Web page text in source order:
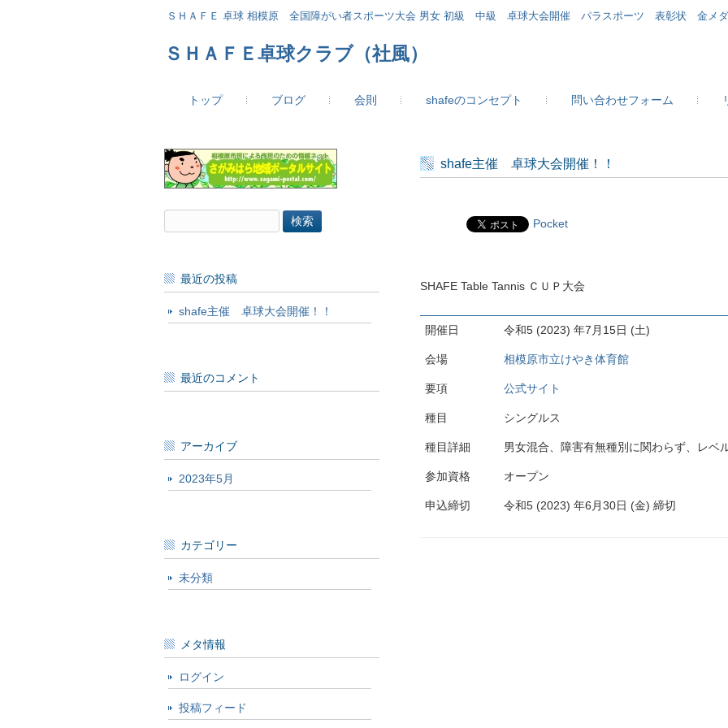
ＳＨＡＦＥ 卓球 相模原 全国障がい者スポーツ大会 男女 初級 中級 卓球大会開催 パラスポーツ 表彰状 金
ＳＨＡＦＥ卓球クラブ（社風）
トップ ブログ 会則 shafeのコンセプト 問い合わせフォーム
shafe主催 卓球大会開催！！
Pocket
SHAFE Table Tannis ＣＵＰ大会
開催日 令和5 (2023) 年7月15日 (土)
会場 相模原市立けやき体育館
要項 公式サイト
種目 シングルス
種目詳細 男女混合、障害有無種別に関わらず、レベ
参加資格 オープン
申込締切 令和5 (2023) 年6月30日 (金) 締切
索:
最近の投稿
shafe主催 卓球大会開催！！
最近のコメント
アーカイブ
2023年5月
カテゴリー
未分類
メタ情報
ログイン
投稿フィード